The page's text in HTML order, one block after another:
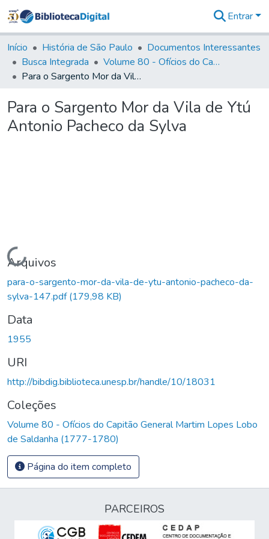
&
Coleções
Tudo na
Biblioteca
Estatísticas
Entrar
Início História de São Paulo
Documentos Interessantes
Busca Integrada
Volume 80 - Ofícios do Capitão General Martim Lopes Lobo de Saldanha (1777-1780)
Para o Sargento Mor da Vila de Ytú Antonio Pacheco da Sylva
Para o Sargento Mor da Vila de Ytú
Antonio Pacheco da Sylva
Carregando...
Arquivos
para-o-sargento-mor-da-vila-de-ytu-antonio-pacheco-da-
sylva-147.pdf(179,98 KB)
Data
1955
URI
http://bibdig.biblioteca.unesp.br/handle/10/18031
Coleções
Volume 80 - Ofícios do Capitão General Martim Lopes Lobo
de Saldanha (1777-1780)
Página do item completo
PARCEIROS